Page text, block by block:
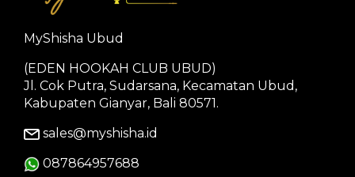
MyShisha Ubud
(EDEN HOOKAH CLUB UBUD)
Jl. Cok Putra, Sudarsana, Kecamatan Ubud,
Kabupaten Gianyar, Bali 80571.
sales@myshisha.id
087864957688